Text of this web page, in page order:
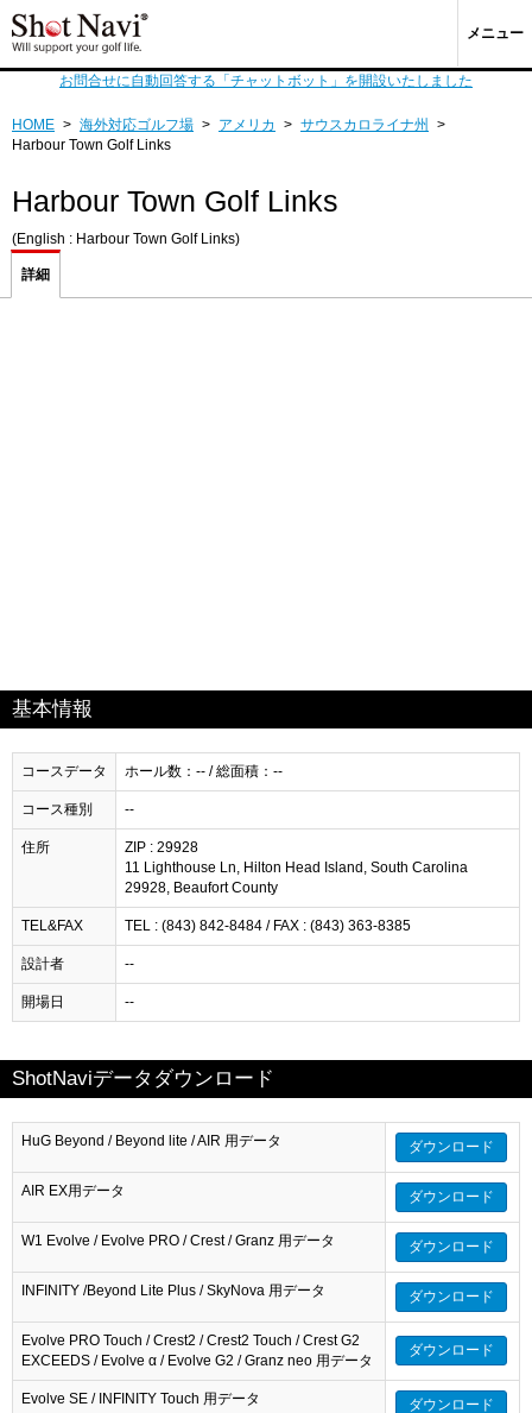
メニュー
お問合せに自動回答する「チャットボット」を開設いたしました
HOME > 海外対応ゴルフ場 > アメリカ > サウスカロライナ州
>
Harbour Town Golf Links
Harbour Town Golf Links
(English : Harbour Town Golf Links)
詳細
基本情報
コースデータ ホール数：-- / 総面積：--
コース種別 --
住所
ZIP : 29928
11 Lighthouse Ln, Hilton Head Island, South Carolina
29928, Beaufort County
TEL&FAX TEL : (843) 842-8484 / FAX : (843) 363-8385
設計者 --
開場日 --
ShotNaviデータダウンロード
HuG Beyond / Beyond lite / AIR 用データ ダウンロード
AIR EX用データ ダウンロード
W1 Evolve / Evolve PRO / Crest / Granz 用データ ダウンロード
INFINITY /Beyond Lite Plus / SkyNova 用データ ダウンロード
Evolve PRO Touch / Crest2 / Crest2 Touch / Crest G2
EXCEEDS / Evolve α / Evolve G2 / Granz neo 用データ
ダウンロード
Evolve SE / INFINITY Touch 用データ ダウンロード